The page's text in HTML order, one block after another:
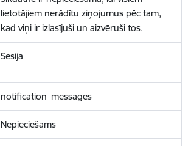
lietotājiem nerādītu ziņojumus pēc tam,
kad viņi ir izlasījuši un aizvēruši tos.
Sesija
notification_messages
Nepieciešams